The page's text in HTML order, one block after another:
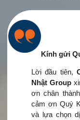
Kính gửi
Lời đầu tiên,
Nhật Group
ơn chân
cảm ơn Quý
và lựa chọn